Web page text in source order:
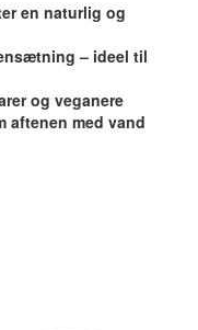
en naturlig og
– ideel til
og veganere
aftenen med vand